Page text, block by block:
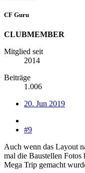
CF Guru
CLUBMEMBER
Mitglied seit
2014
Beiträge
1.006
20. Jun 2019
#9
Auch wenn das Layout
mal die Baustellen
Mega Trip gemacht